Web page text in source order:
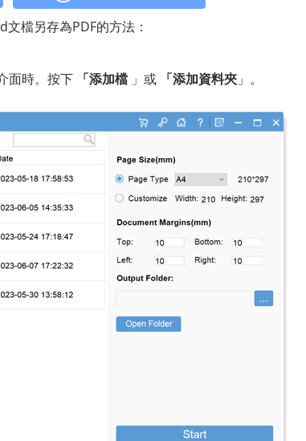
檔另存為PDF的方法：
面時。按下 「添加檔 」或 「添加資料夾 」。